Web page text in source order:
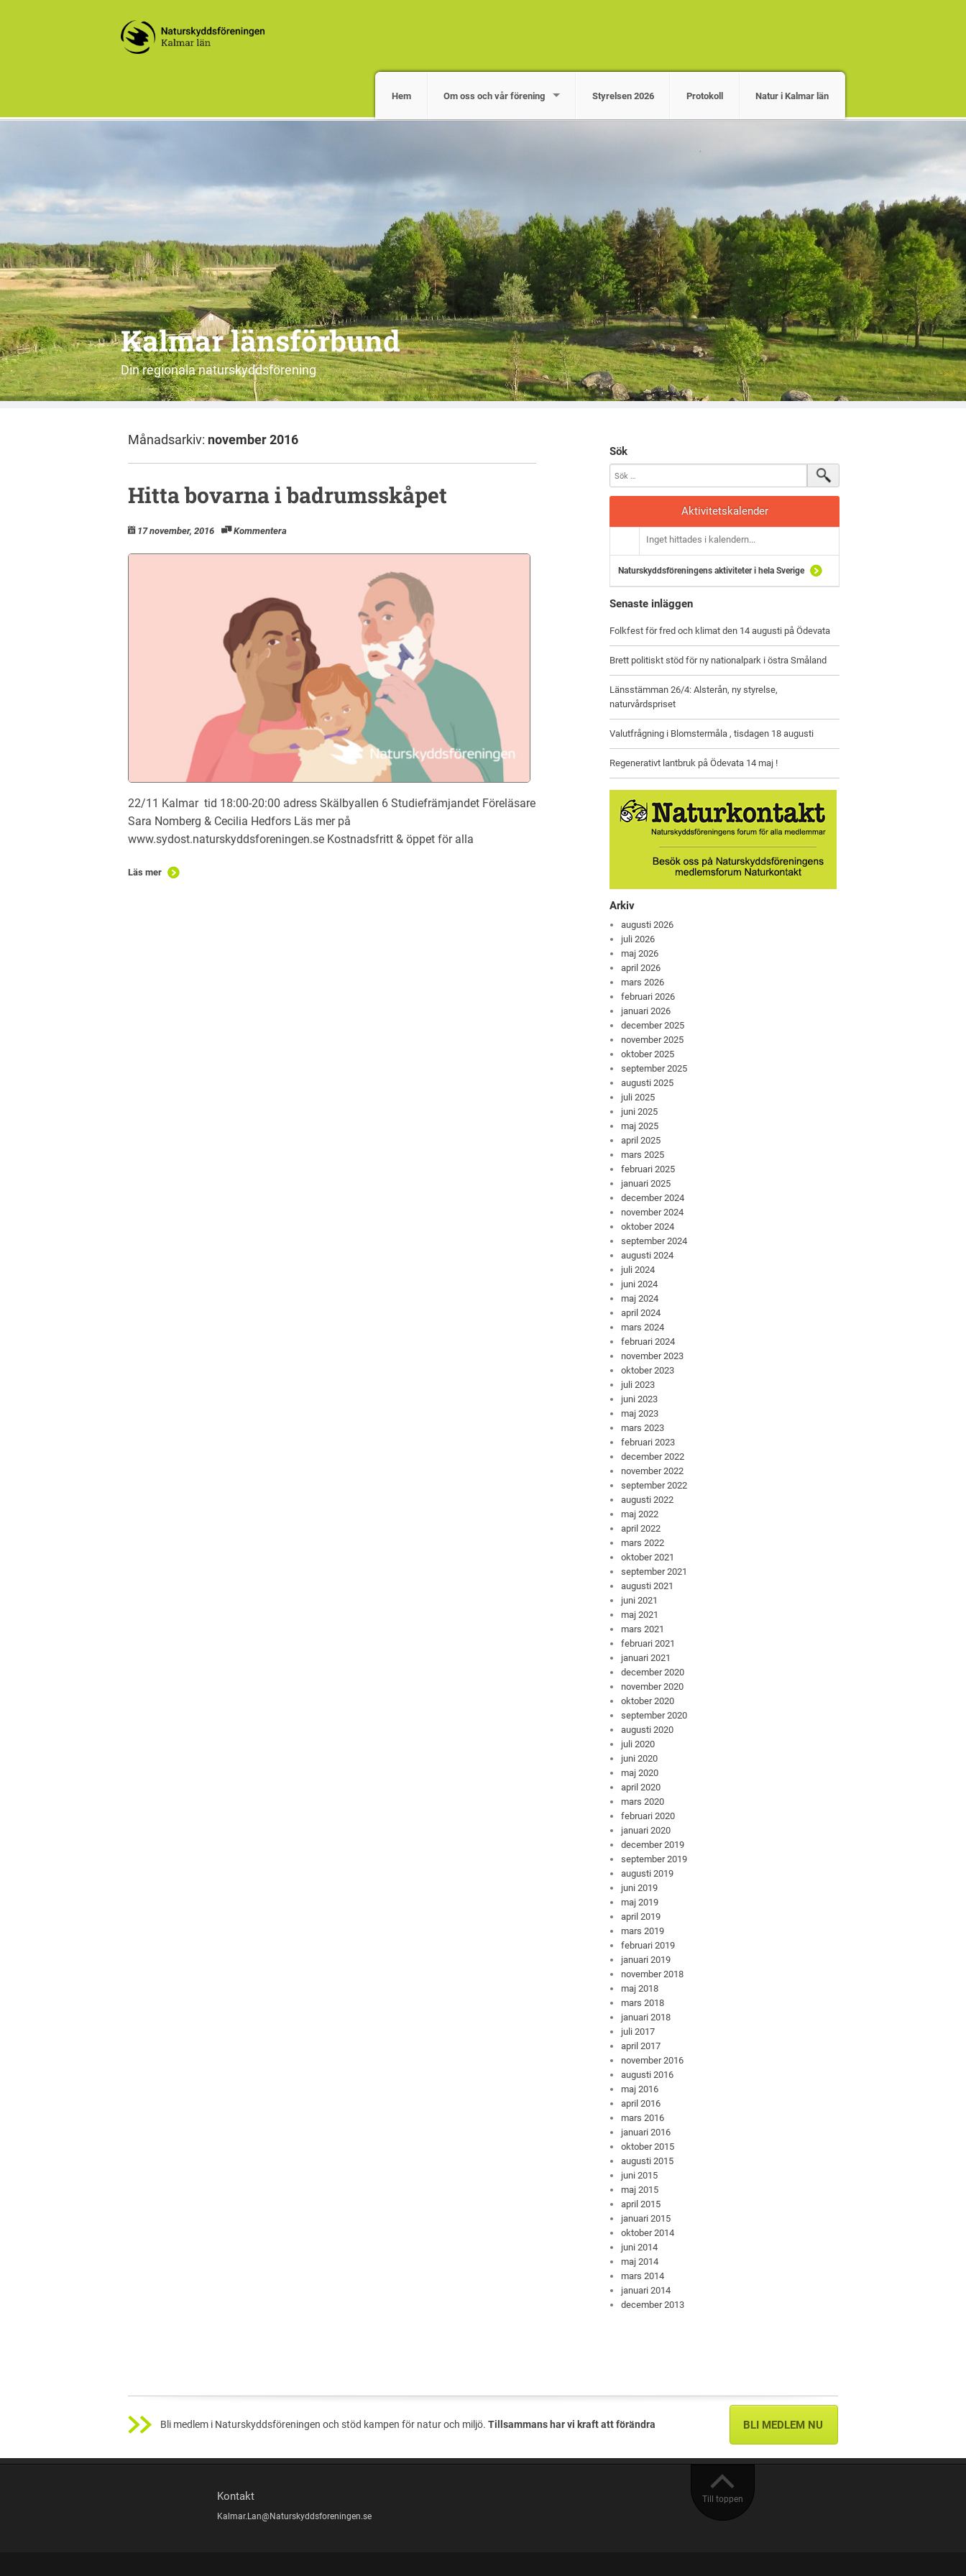
Hem Om oss och vår förening Styrelsen 2026 Protokoll Natur i Kalmar län
Kalmar länsförbund
Din regionala naturskyddsförening
Månadsarkiv: november 2016
Hitta bovarna i badrumsskåpet
17 november, 2016 Kommentera
22/11 Kalmar tid 18:00-20:00 adress Skälbyallen 6 Studiefrämjandet Föreläsare
Sara Nomberg & Cecilia Hedfors Läs mer på
www.sydost.naturskyddsforeningen.se Kostnadsfritt & öppet för alla
Läs mer
Sök
Aktivitetskalender
Inget hittades i kalendern...
Naturskyddsföreningens aktiviteter i hela Sverige
Senaste inläggen
Folkfest för fred och klimat den 14 augusti på Ödevata
Brett politiskt stöd för ny nationalpark i östra Småland
Länsstämman 26/4: Alsterån, ny styrelse,
naturvårdspriset
Valutfrågning i Blomstermåla , tisdagen 18 augusti
Regenerativt lantbruk på Ödevata 14 maj !
Arkiv
augusti 2026
juli 2026
maj 2026
april 2026
mars 2026
februari 2026
januari 2026
december 2025
november 2025
oktober 2025
september 2025
augusti 2025
juli 2025
juni 2025
maj 2025
april 2025
mars 2025
februari 2025
januari 2025
december 2024
november 2024
oktober 2024
september 2024
augusti 2024
juli 2024
juni 2024
maj 2024
april 2024
mars 2024
februari 2024
november 2023
oktober 2023
juli 2023
juni 2023
maj 2023
mars 2023
februari 2023
december 2022
november 2022
september 2022
augusti 2022
maj 2022
april 2022
mars 2022
oktober 2021
september 2021
augusti 2021
juni 2021
maj 2021
mars 2021
februari 2021
januari 2021
december 2020
november 2020
oktober 2020
september 2020
augusti 2020
juli 2020
juni 2020
maj 2020
april 2020
mars 2020
februari 2020
januari 2020
december 2019
september 2019
augusti 2019
juni 2019
maj 2019
april 2019
mars 2019
februari 2019
januari 2019
november 2018
maj 2018
mars 2018
januari 2018
juli 2017
april 2017
november 2016
augusti 2016
maj 2016
april 2016
mars 2016
januari 2016
oktober 2015
augusti 2015
juni 2015
maj 2015
april 2015
januari 2015
oktober 2014
juni 2014
maj 2014
mars 2014
januari 2014
december 2013
Bli medlem i Naturskyddsföreningen och stöd kampen för natur och miljö. Tillsammans har vi kraft att förändra BLI MEDLEM NU
Till toppen
Kontakt
Kalmar.Lan@Naturskyddsforeningen.se